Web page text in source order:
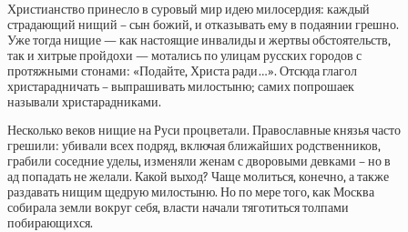
Христианство принесло в суровый мир идею милосердия: каждый
страдающий нищий – сын божий, и отказывать ему в подаянии грешно.
Уже тогда нищие — как настоящие инвалиды и жертвы обстоятельств,
так и хитрые пройдохи — мотались по улицам русских городов с
протяжными стонами: «Подайте, Христа ради…». Отсюда глагол
христарадничать – выпрашивать милостыню; самих попрошаек
называли христарадниками.
Несколько веков нищие на Руси процветали. Православные князья часто
грешили: убивали всех подряд, включая ближайших родственников,
грабили соседние уделы, изменяли женам с дворовыми девками – но в
ад попадать не желали. Какой выход? Чаще молиться, конечно, а также
раздавать нищим щедрую милостыню. Но по мере того, как Москва
собирала земли вокруг себя, власти начали тяготиться толпами
побирающихся.